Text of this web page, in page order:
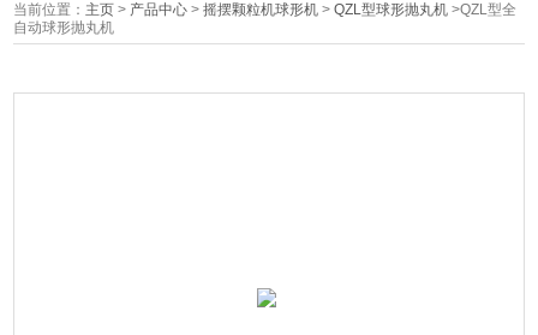
当前位置： 主页 > 产品中心 >摇摆颗粒机球形机 >QZL型球形抛丸机 >QZL型全
自动球形抛丸机